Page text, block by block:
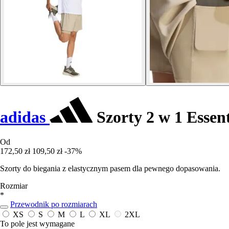
adidas Szorty 2 w 1
Od
172,50 zł 109,50 zł -37%
Szorty do biegania z elastycznym pasem dla pewnego dopasowania.
Rozmiar
*
Przewodnik po rozmiarach
XS
S M L XL
2XL
To pole jest wymagane